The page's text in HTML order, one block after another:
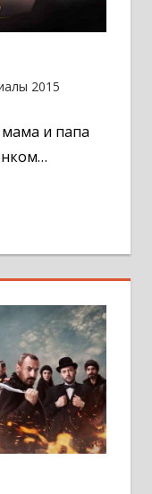
2015
и папа